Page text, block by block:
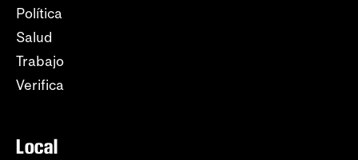
Política
Salud
Trabajo
Verifica
Local